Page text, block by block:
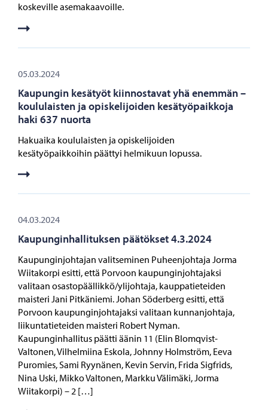
koskeville asemakaavoille.
05.03.2024
Kaupungin kesätyöt kiinnostavat yhä enemmän –
koululaisten ja opiskelijoiden kesätyöpaikkoja
haki 637 nuorta
Hakuaika koululaisten ja opiskelijoiden
kesätyöpaikkoihin päättyi helmikuun lopussa.
04.03.2024
Kaupunginhallituksen päätökset 4.3.2024
Kaupunginjohtajan valitseminen Puheenjohtaja Jorma
Wiitakorpi esitti, että Porvoon kaupunginjohtajaksi
valitaan osastopäällikkö/ylijohtaja, kauppatieteiden
maisteri Jani Pitkäniemi. Johan Söderberg esitti, että
Porvoon kaupunginjohtajaksi valitaan kunnanjohtaja,
liikuntatieteiden maisteri Robert Nyman.
Kaupunginhallitus päätti äänin 11 (Elin Blomqvist-
Valtonen, Vilhelmiina Eskola, Johnny Holmström, Eeva
Puromies, Sami Ryynänen, Kevin Servin, Frida Sigfrids,
Nina Uski, Mikko Valtonen, Markku Välimäki, Jorma
Wiitakorpi) – 2 […]